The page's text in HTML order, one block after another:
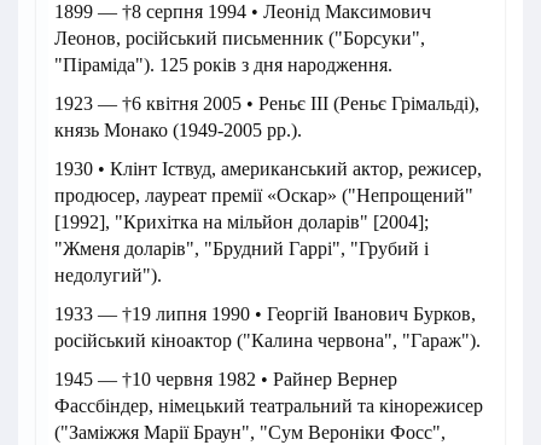
1899 — †8 серпня 1994 • Леонід Максимович
Леонов, російський письменник ("Борсуки",
"Піраміда"). 125 років з дня народження.
1923 — †6 квітня 2005 • Реньє III (Реньє Грімальді),
князь Монако (1949-2005 рр.).
1930 • Клінт Іствуд, американський актор, режисер,
продюсер, лауреат премії «Оскар» ("Непрощений"
[1992], "Крихітка на мільйон доларів" [2004];
"Жменя доларів", "Брудний Гаррі", "Грубий і
недолугий").
1933 — †19 липня 1990 • Георгій Іванович Бурков,
російський кіноактор ("Калина червона", "Гараж").
1945 — †10 червня 1982 • Райнер Вернер
Фассбіндер, німецький театральний та кінорежисер
("Заміжжя Марії Браун", "Сум Вероніки Фосс",